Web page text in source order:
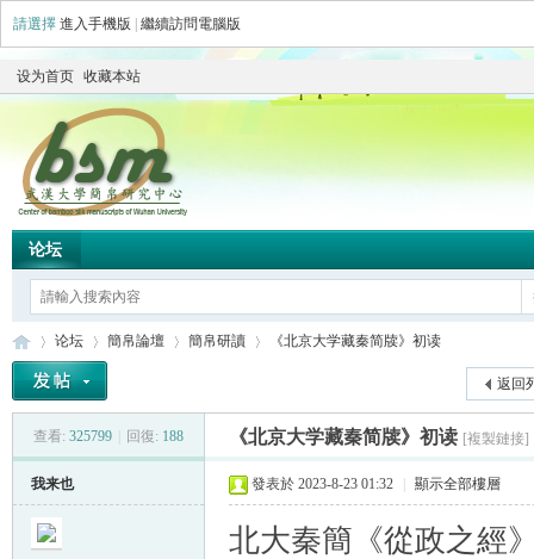
請選擇 進入手機版 繼續訪問電腦版
设为首页 收藏本站
论坛
»
论坛
›
簡帛論壇
›
簡帛研讀
›
《北京大学藏秦简牍》初读
返回
查看: 325799 回復: 188 《北京大学藏秦简牍》初读 [複製鏈接]
我来也 發表於 2023-8-23 01:32 顯示全部樓層
北大秦簡《從政之經